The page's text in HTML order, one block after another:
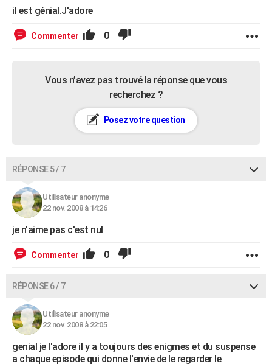
il est génial.J'adore
Commenter 0
Vous n’avez pas trouvé la réponse que vous
recherchez ?
Posez votre question
RÉPONSE 5 / 7
Utilisateur anonyme
22 nov. 2008 à 14:26
je n'aime pas c'est nul
Commenter 0
RÉPONSE 6 / 7
Utilisateur anonyme
22 nov. 2008 à 22:05
genial je l'adore il y a toujours des enigmes et du suspense
a chaque episode qui donne l'envie de le regarder le